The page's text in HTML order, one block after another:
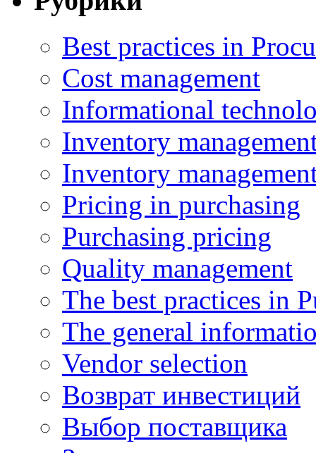
Best practices in
Cost management
Informational
Inventory
Inventory
Pricing in purchasing
Purchasing pricing
Quality management
The best practices in
The general
Vendor selection
Возврат инвестиций
Выбор поставщика